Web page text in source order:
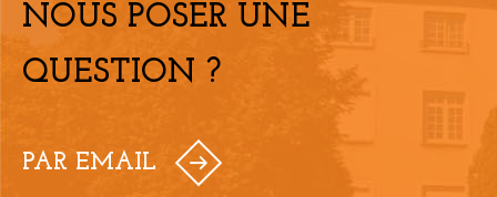
NOUS POSER UNE
QUESTION ?
PAR EMAIL